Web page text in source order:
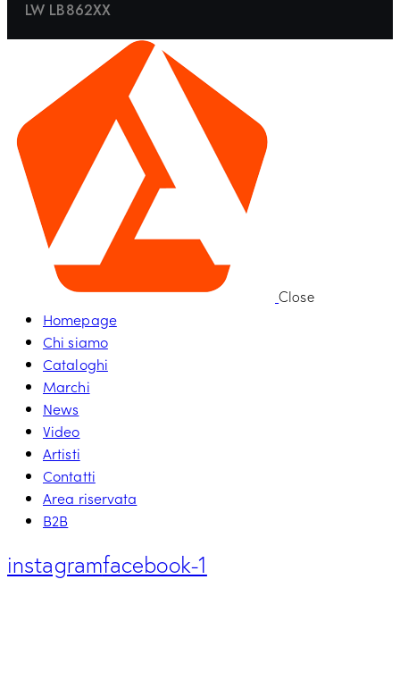
LW LB862XX
Close
Homepage
Chi siamo
Cataloghi
Marchi
News
Video
Artisti
Contatti
Area riservata
B2B
instagramfacebook-1